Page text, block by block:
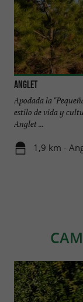
Anglet
Apodada la
estilo de vida y
Anglet ...
1,9 km -